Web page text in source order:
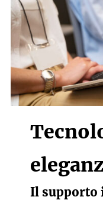
Il supporto